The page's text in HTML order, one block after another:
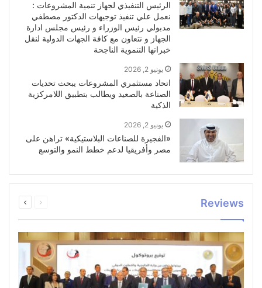
الرئيس التنفيذي لجهاز تنمية المشروعات :
نعمل علي تنفيذ توجيهات الدكتور مصطفي
مدبولي رئيس الوزراء و رئيس مجلس ادارة
الجهاز و نتعاون مع كافة الجهات الدولية لنقل
خبراتها التنموية الناجحة
يونيو 2, 2026
اتحاد مستثمري المشروعات يبحث تحديات
الصناعة بالصعيد ويطالب بتطبيق اللامركزية
الذكية
يونيو 2, 2026
«الفجيرة للصناعات البلاستيكية» تراهن على
مصر وأفريقيا لدعم خطط النمو والتوسع
Reviews الصفحةالصفحة